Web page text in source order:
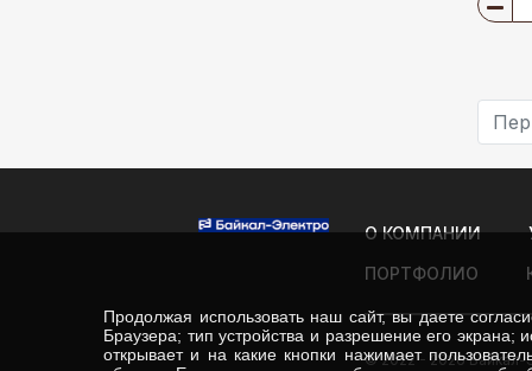
О КОМПАНИИ
ПОРТФОЛИО
© 2022 - 2026 Байкал-
Продолжая использовать наш сайт, вы даете
Браузера; тип устройства и разрешение его экрана;
открывает и на какие кнопки нажимает